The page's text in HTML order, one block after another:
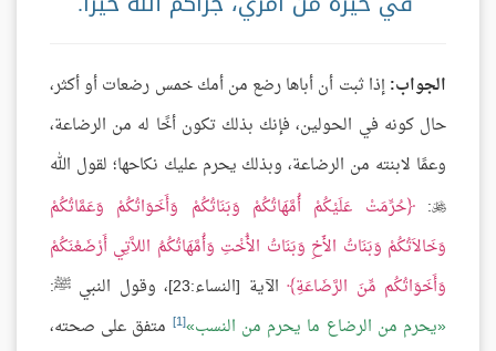
الجواب:إذا ثبت أن أباها رضع من أمك خمس رضعات أو أكثر،
حال كونه في الحولين، فإنك بذلك تكون أخًا له من الرضاعة،
وعمًا لابنته من الرضاعة، وبذلك يحرم عليك نكاحها؛ لقول الله

: حُرِّمَتْ عَلَيْكُمْ أُمَّهَاتُكُمْ وَبَنَاتُكُمْ وَأَخَوَاتُكُمْ وَعَمَّاتُكُمْ
وَخَالاَتُكُمْ وَبَنَاتُ الأَخِ وَبَنَاتُ الأُخْتِ وَأُمَّهَاتُكُمُ اللاَّتِي أَرْضَعْنَكُمْ
وَأَخَوَاتُكُم مِّنَ الرَّضَاعَةِ الآية [النساء:23]، وقول النبي ﷺ:
يحرم من الرضاع ما يحرم من النسب [1]
متفق على صحته،